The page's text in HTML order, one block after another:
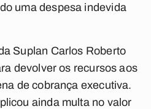
uma despesa indevida
Suplan Carlos Roberto
devolver os recursos aos
de cobrança executiva.
ainda multa no valor